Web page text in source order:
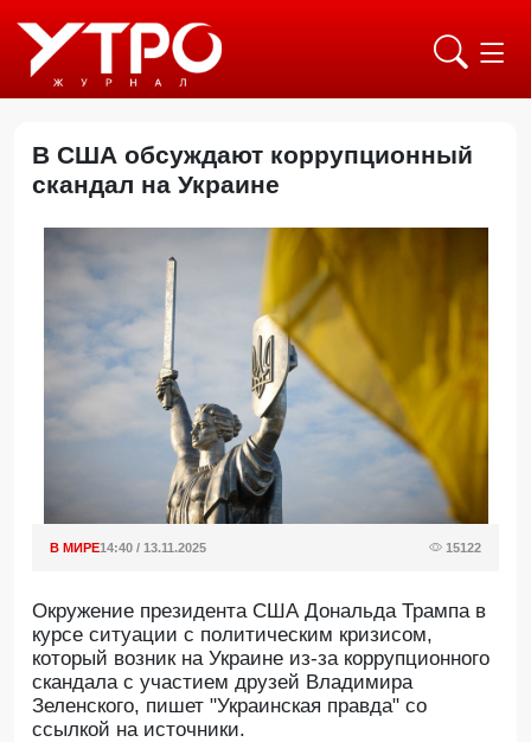
В США обсуждают коррупционный
скандал на Украине
В МИРЕ14:40 / 13.11.2025 15122
Окружение президента США Дональда Трампа в
курсе ситуации с политическим кризисом,
который возник на Украине из-за коррупционного
скандала с участием друзей Владимира
Зеленского, пишет "Украинская правда" со
ссылкой на источники.